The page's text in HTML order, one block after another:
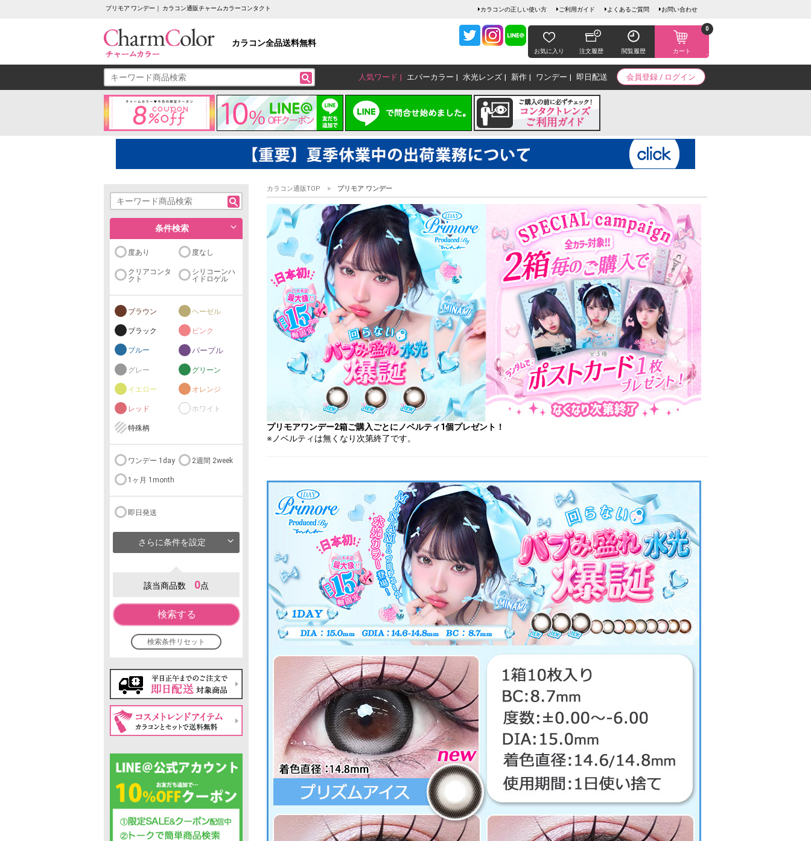
プリモア ワンデー｜ カラコン通販チャームカラーコンタクト カラコンの正しい使い方 ご利用ガイド よくあるご質問 お問い合わせ
カラコン全品送料無料
お気に入り 注文履歴 閲覧履歴 カート
0
会員登録 / ログイン
人気ワード エバーカラー 水光レンズ 新作 ワンデー 即日配送
条件検索
度あり 度なし
クリアコンタ
クト
シリコーンハ
イドロゲル
ブラウン ヘーゼル
ブラック ピンク
ブルー パープル
グレー グリーン
イエロー オレンジ
レッド ホワイト
特殊柄
ワンデー 1day 2週間 2week
1ヶ月 1month
即日発送
さらに条件を設定
該当商品数 0点
検索する
検索条件リセット
カラコン通販TOP プリモア ワンデー
プリモアワンデー2箱ご購入ごとにノベルティ1個プレゼント！
※ノベルティは無くなり次第終了です。